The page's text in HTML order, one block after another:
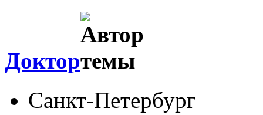
Доктор
Санкт-Петербург